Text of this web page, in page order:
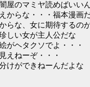
屋のマミヤ読めばいい
からな・・・福本漫画
らな、女に期待するの
しい女が主人公だな
がヘタクソでよ・・・
えねーぞ・・・
けができねーんだよな